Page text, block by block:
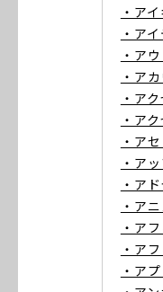
・ア
・ア
・ア
・ア
・ア
・ア
・ア
・ア
・ア
・ア
・ア
・ア
・ア